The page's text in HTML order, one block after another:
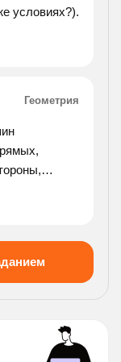
условиях?).
Геометрия